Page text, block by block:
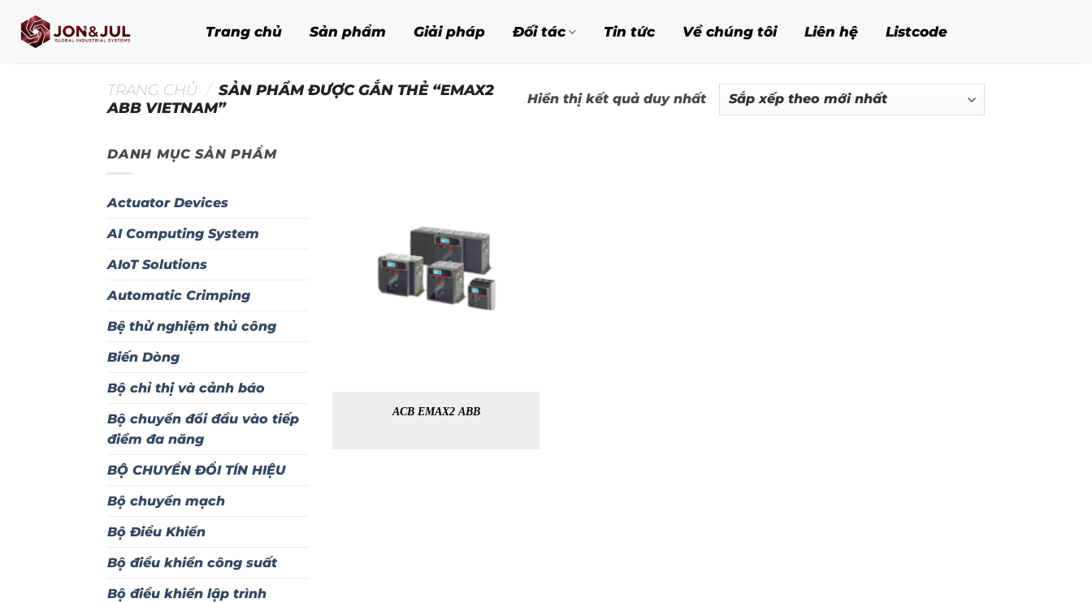
qua
Trang chủ Sản phẩm Giải pháp Đối tác Tin tức Về chúng tôi Liên hệ Listcode
TRANG CHỦ / SẢN PHẨM ĐƯỢC GẮN THẺ “EMAX2
ABB VIETNAM”
Hiển thị kết quả duy nhất
DANH MỤC SẢN PHẨM
Actuator Devices
AI Computing System
AIoT Solutions
Automatic Crimping
Bệ thử nghiệm thủ công
Biến Dòng
Bộ chỉ thị và cảnh báo
Bộ chuyển đổi đầu vào tiếp
điểm đa năng
BỘ CHUYỂN ĐỔI TÍN HIỆU
Bộ chuyển mạch
Bộ Điều Khiển
Bộ điều khiển công suất
Bộ điều khiển lập trình
ACB EMAX2 ABB